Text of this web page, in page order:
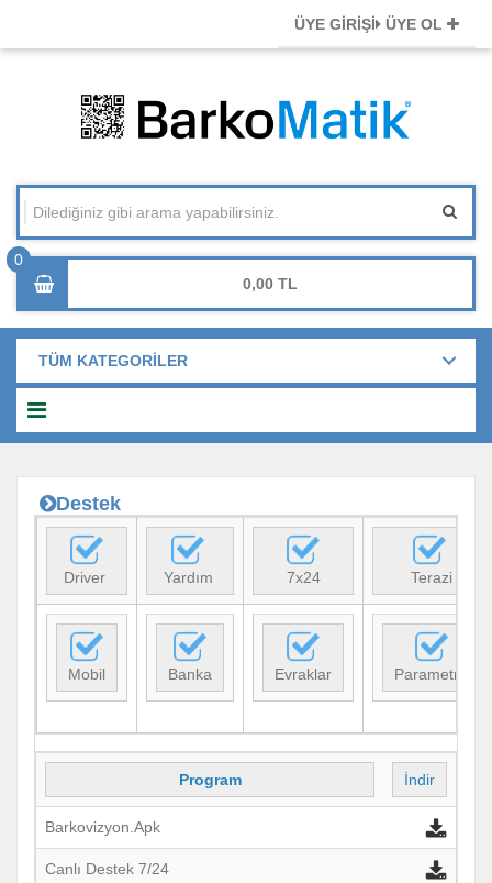
ÜYE GİRİŞİ ÜYE OL
0,00
TÜM KATEGORİLER
Destek
Driver Yardım 7x24 Terazi
Mobil Banka Evraklar Parametre
Program İndir
Barkovizyon.Apk
Canlı Destek 7/24